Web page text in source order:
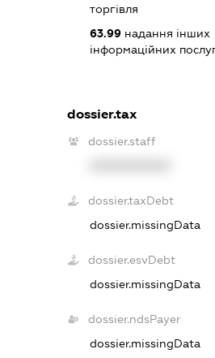
торгівля
63.99надання інших
інформаційних
dossier.tax
dossier.staff
dossier.taxDebt
dossier.missingData
dossier.esvDebt
dossier.missingData
dossier.ndsPayer
dossier.missingData